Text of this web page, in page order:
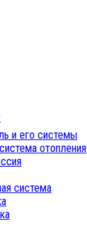
и его системы
отопления
система